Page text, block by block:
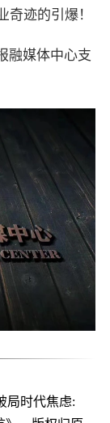
迹的引爆！
融媒体中心支
局时代焦虑: